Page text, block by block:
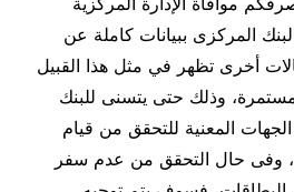
المركزى ببيانات كاملة عن
أخرى تظهر في مثل هذا القبيل
وذلك حتى يتسنى للبنك
المعنية للتحقق من قيام
وفى حال التحقق من عدم سفر